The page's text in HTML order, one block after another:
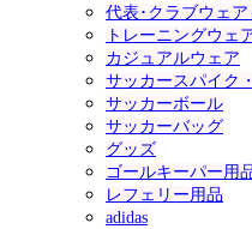
代表･クラブウェ
トレーニングウェ
カジュアルウェア
サッカースパイク
サッカーボール
サッカーバッグ
グッズ
ゴールキーパー用
レフェリー用品
adidas